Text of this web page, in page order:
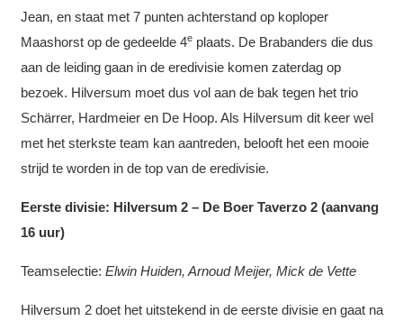
Jean, en staat met 7 punten achterstand op koploper
Maashorst op de gedeelde 4eplaats. De Brabanders die dus
aan de leiding gaan in de eredivisie komen zaterdag op
bezoek. Hilversum moet dus vol aan de bak tegen het trio
Schärrer, Hardmeier en De Hoop. Als Hilversum dit keer wel
met het sterkste team kan aantreden, belooft het een mooie
strijd te worden in de top van de eredivisie.
Eerste divisie: HiIversum 2 – De Boer Taverzo 2 (aanvang
16 uur)
Teamselectie: Elwin Huiden, Arnoud Meijer, Mick de Vette
Hilversum 2 doet het uitstekend in de eerste divisie en gaat na